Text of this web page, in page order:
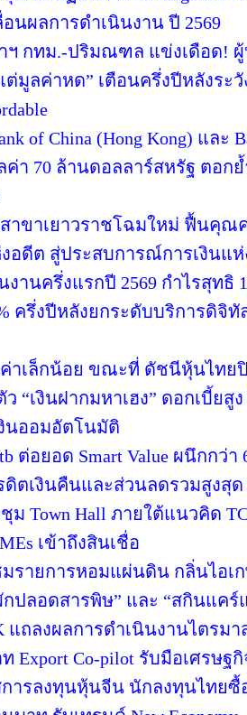
นผลการดำเนินงาน ปี 2569
ฯ กทม.-ปริมณฑล แข่งเดือด!
ต่มูลค่าหด” เตือนครึ่งปีหลังระ
of China (Hong Kong) และ
ลค่า 70 ล้านดอลลาร์สหรัฐ ตอ
สาขาเยาวราชโฉมใหม่ ฟื้นคุ
อดีต สู่ประสบการณ์การเงินแ
งานครึ่งแรกปี 2569 กำไรสุทธิ
ครึ่งปีหลังยกระดับบริการดิจิ
าเล็กน้อย ขณะที่ ดัชนีหุ้นไทย
“เงินฝากมหาเฮง” ดอกเบี้ยสู
นออมอัตโนมัติ
ต่อยอด Smart Value ผนึกก
ตเงินคืนและส่วนลดรวมสูงสุด
ม Town Hall ภายใต้แนวคิด
เข้าถึงสินเชื่อ
รายการหอมแผ่นดิน กลิ่นไอเ
ปลอดสารพิษ” และ “สกินแค
แถลงผลการดำเนินงานไตรมา
Export Co-pilot รับมือเศรษฐ
ารลงทุนหุ้นจีน นักลงทุนไทยซื้อ